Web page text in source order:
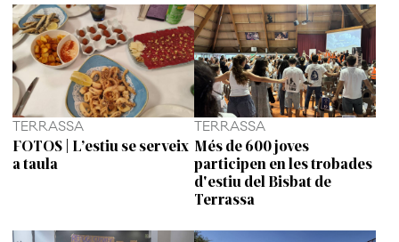
TERRASSA
FOTOS | L’estiu se serveix
a taula
TERRASSA
Més de 600 joves
participen en les trobades
d'estiu del Bisbat de
Terrassa